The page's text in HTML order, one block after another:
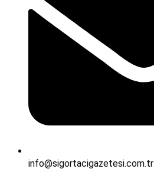
info@sigortacigazetesi.com.tr